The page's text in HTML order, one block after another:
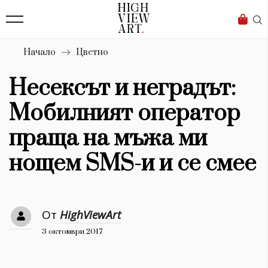
Бизнес
Мода
Dialogue
Изкуство
4340
Красота
777
Дизайн
1272
Начало Цветно
Несексът и неградът:
Мобилният оператор
праща на мъжа ми
нощем SMS-и и се смее
От HighViewArt
3 октомври 2017